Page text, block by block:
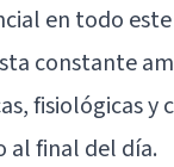
en todo
constante
fisiológicas
al final del día.